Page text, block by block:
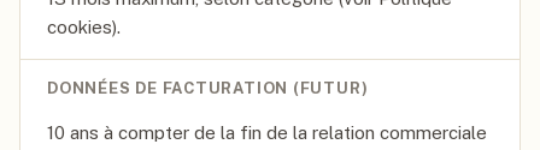
cookies).
DONNÉES DE FACTURATION (FUTUR)
10 ans à compter de la fin de la relation commerciale